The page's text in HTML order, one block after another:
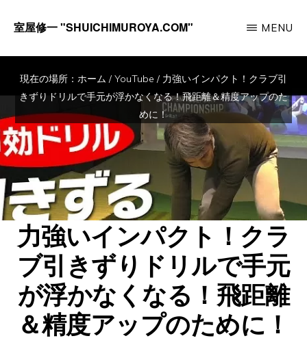
main
content
室屋修一 "SHUICHIMUROYA.COM"
フ
コ
ー
チ
室
屋
修
一
の
サ
イ
ト
MENU
現在の場所： ホーム / YouTube / 力強いインパクト！クラブ引
きずりドリルで手元が浮かなくなる！飛距離＆精度アップのた
めに！
力強いインパクト！クラ
ブ引きずりドリルで手元
が浮かなくなる！飛距離
＆精度アップのために！